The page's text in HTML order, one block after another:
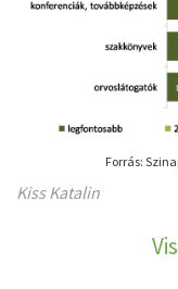
Forrás:
Kiss Katalin